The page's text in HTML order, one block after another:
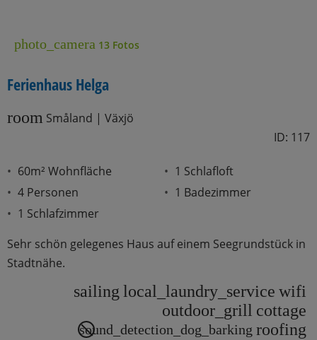
photo_camera 13 Fotos
Ferienhaus Helga
room Småland | Växjö
ID: 117
60m² Wohnfläche
4 Personen
1 Schlafzimmer
1 Schlafloft
1 Badezimmer
Sehr schön gelegenes Haus auf einem Seegrundstück in
Stadtnähe.
sailing local_laundry_service wifi
outdoor_grill cottage
sound_detection_dog_barking roofing